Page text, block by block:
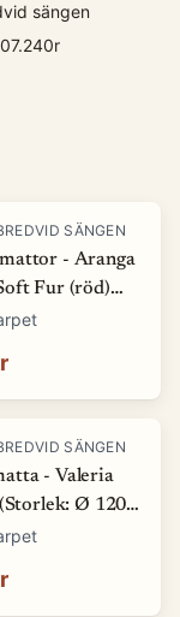
sängen
SÄNGEN
- Aranga
Fur (röd)
Ø 120 cm)
SÄNGEN
- Valeria
Ø 120